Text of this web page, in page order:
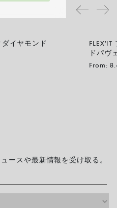
スムーズに装着できます。
イヤモンド
ドパヴ
From:
ースや最新情報を受け取る。